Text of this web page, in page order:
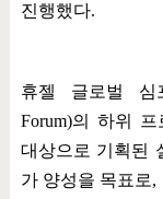
진행했다.
휴젤 글로벌
Forum)의 하위 프
대상으로 기획된
가 양성을 목표로,